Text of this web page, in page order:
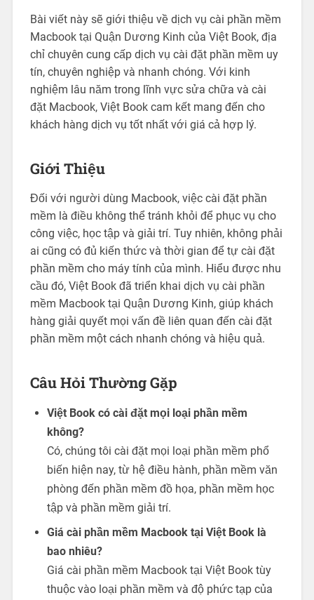
Bài viết này sẽ giới thiệu về dịch vụ cài phần mềm
Macbook tại Quận Dương Kinh của Việt Book, địa
chỉ chuyên cung cấp dịch vụ cài đặt phần mềm uy
tín, chuyên nghiệp và nhanh chóng. Với kinh
nghiệm lâu năm trong lĩnh vực sửa chữa và cài
đặt Macbook, Việt Book cam kết mang đến cho
khách hàng dịch vụ tốt nhất với giá cả hợp lý.
Giới Thiệu
Đối với người dùng Macbook, việc cài đặt phần
mềm là điều không thể tránh khỏi để phục vụ cho
công việc, học tập và giải trí. Tuy nhiên, không phải
ai cũng có đủ kiến thức và thời gian để tự cài đặt
phần mềm cho máy tính của mình. Hiểu được nhu
cầu đó, Việt Book đã triển khai dịch vụ cài phần
mềm Macbook tại Quận Dương Kinh, giúp khách
hàng giải quyết mọi vấn đề liên quan đến cài đặt
phần mềm một cách nhanh chóng và hiệu quả.
Câu Hỏi Thường Gặp
Việt Book có cài đặt mọi loại phần mềm
không?
Có, chúng tôi cài đặt mọi loại phần mềm phổ
biến hiện nay, từ hệ điều hành, phần mềm văn
phòng đến phần mềm đồ họa, phần mềm học
tập và phần mềm giải trí.
Giá cài phần mềm Macbook tại Việt Book là
bao nhiêu?
Giá cài phần mềm Macbook tại Việt Book tùy
thuộc vào loại phần mềm và độ phức tạp của